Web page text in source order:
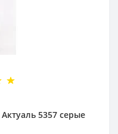
5357 серые